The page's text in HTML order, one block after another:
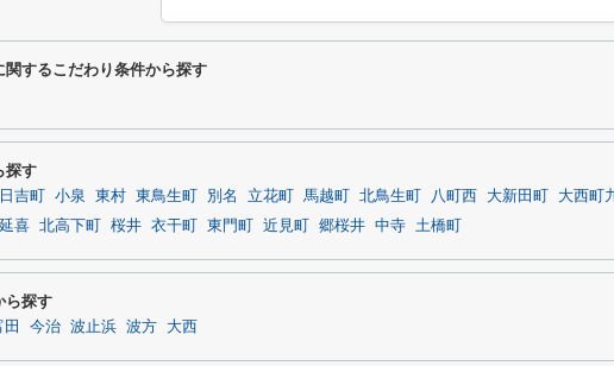
関するこだわり条件から探す
探す
吉町 小泉 東村 東鳥生町 別名 立花町 馬越町 北鳥生町 八町西 大新田町 大西町
延喜 北高下町 桜井 衣干町 東門町 近見町 郷桜井 中寺 土橋町
ら探す
今治 波止浜 波方 大西